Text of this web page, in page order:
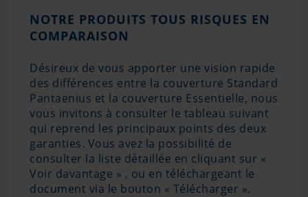
NOTRE PRODUITS TOUS RISQUES EN
COMPARAISON
Désireux de vous apporter une vision rapide
des différences entre la couverture Standard
Pantaenius et la couverture Essentielle, nous
vous invitons à consulter le tableau suivant
qui reprend les principaux points des deux
garanties. Vous avez la possibilité de
consulter la liste détaillée en cliquant sur «
Voir davantage » , ou en téléchargeant le
document via le bouton « Télécharger ».